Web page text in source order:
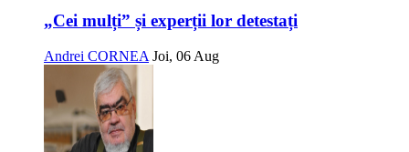
„Cei mulți” și experții lor detestați
Andrei CORNEA Joi, 06 Aug